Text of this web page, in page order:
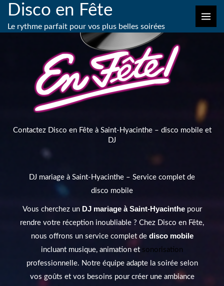
Aller
contenu
Disco en Fête
Le rythme parfait pour vos plus belles soirées
Contactez Disco en Fête à Saint-Hyacinthe – disco mobile et
DJ
DJ mariage à Saint-Hyacinthe – Service complet de
disco mobile
Vous cherchez un DJ mariage à Saint-Hyacinthepour
rendre votre réception inoubliable ? Chez Disco en Fête,
nous offrons un service complet de disco mobile
incluant musique, animation et sonorisation
professionnelle. Notre équipe adapte la soirée selon
vos goûts et vos besoins pour créer une ambiance